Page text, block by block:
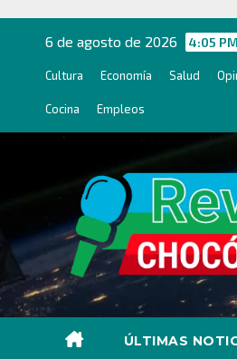
contenido
6 de agosto de 2026 4:05 PM
Cultura Economía Salud
Cocina Empleos
ÚLTIMAS